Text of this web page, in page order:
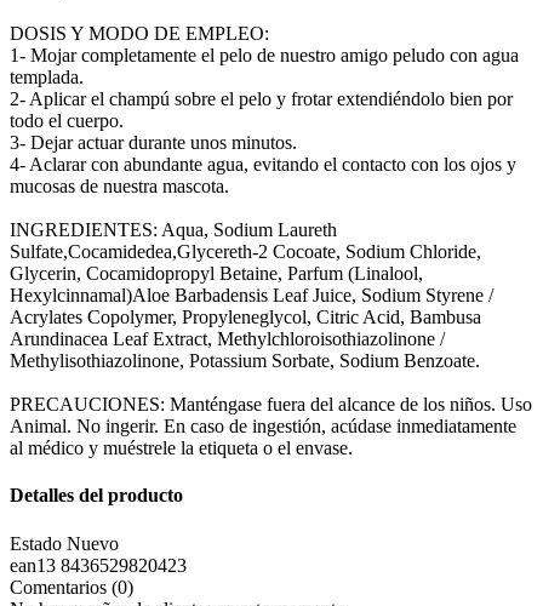
DOSIS Y MODO DE EMPLEO:
1- Mojar completamente el pelo de nuestro amigo peludo con agua
templada.
2- Aplicar el champú sobre el pelo y frotar extendiéndolo bien por
todo el cuerpo.
3- Dejar actuar durante unos minutos.
4- Aclarar con abundante agua, evitando el contacto con los ojos y
mucosas de nuestra mascota.
INGREDIENTES: Aqua, Sodium Laureth
Sulfate,Cocamidedea,Glycereth-2 Cocoate, Sodium Chloride,
Glycerin, Cocamidopropyl Betaine, Parfum (Linalool,
Hexylcinnamal)Aloe Barbadensis Leaf Juice, Sodium Styrene /
Acrylates Copolymer, Propyleneglycol, Citric Acid, Bambusa
Arundinacea Leaf Extract, Methylchloroisothiazolinone /
Methylisothiazolinone, Potassium Sorbate, Sodium Benzoate.
PRECAUCIONES: Manténgase fuera del alcance de los niños. Uso
Animal. No ingerir. En caso de ingestión, acúdase inmediatamente
al médico y muéstrele la etiqueta o el envase.
Detalles del producto
Estado Nuevo
ean13 8436529820423
Comentarios (0)